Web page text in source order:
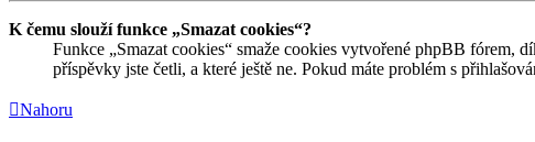
K čemu slouží funkce „Smazat cookies“?
Funkce „Smazat cookies“ smaže cookies vytvořené phpBB fórem,
příspěvky jste četli, a které ještě ne. Pokud máte problém s
Nahoru